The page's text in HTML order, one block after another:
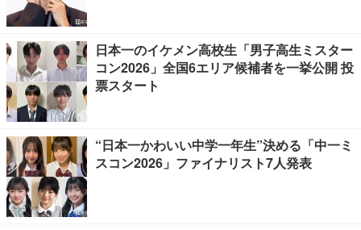
日本一のイケメン高校生「男子高生ミスター
コン2026」全国6エリア候補者を一挙公開 投
票スタート
“日本一かわいい中学一年生”決める「中一ミ
スコン2026」ファイナリスト7人発表